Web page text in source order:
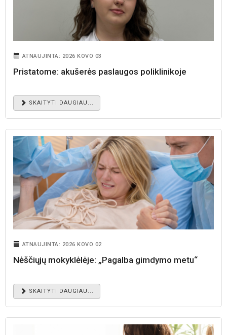
ATNAUJINTA: 2026 KOVO 03
Pristatome: akušerės paslaugos poliklinikoje
SKAITYTI DAUGIAU...
ATNAUJINTA: 2026 KOVO 02
Nėščiųjų mokyklėlėje: „Pagalba gimdymo metu“
SKAITYTI DAUGIAU...